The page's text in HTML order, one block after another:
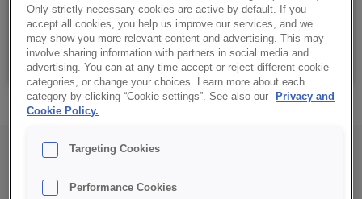
Saco: 5 Kg
Only strictly necessary cookies are active by default. If you
accept all cookies, you help us improve our services, and we
may show you more relevant content and advertising. This may
involve sharing information with partners in social media and
advertising. You can at any time accept or reject different cookie
categories, or change your choices. Learn more about each
category by clicking “Cookie settings”. See also our
Privacy and
Cookie Policy.
Targeting Cookies
Performance Cookies